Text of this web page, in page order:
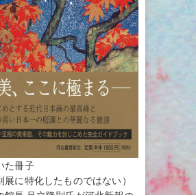
た冊子
展に特化したものではない）